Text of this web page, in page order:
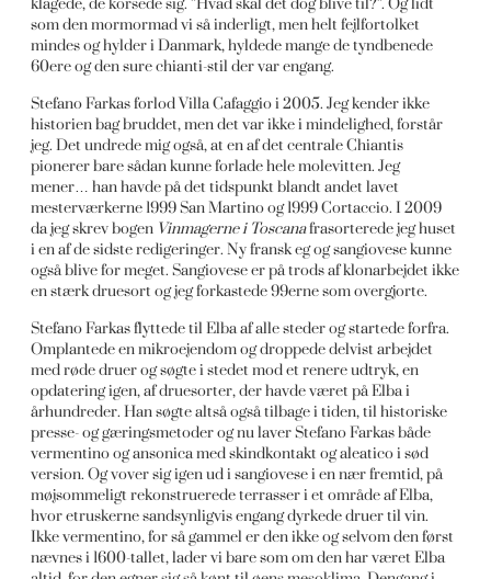
klagede, de korsede sig. ”Hvad skal det dog blive til?”. Og lidt
som den mormormad vi så inderligt, men helt fejlfortolket
mindes og hylder i Danmark, hyldede mange de tyndbenede
60ere og den sure chianti-stil der var engang.
Stefano Farkas forlod Villa Cafaggio i 2005. Jeg kender ikke
historien bag bruddet, men det var ikke i mindelighed, forstår
jeg. Det undrede mig også, at en af det centrale Chiantis
pionerer bare sådan kunne forlade hele molevitten. Jeg
mener… han havde på det tidspunkt blandt andet lavet
mesterværkerne 1999 San Martino og 1999 Cortaccio. I 2009
da jeg skrev bogen Vinmagerne i Toscanafrasorterede jeg huset
i en af de sidste redigeringer. Ny fransk eg og sangiovese kunne
også blive for meget. Sangiovese er på trods af klonarbejdet ikke
en stærk druesort og jeg forkastede 99erne som overgjorte.
Stefano Farkas flyttede til Elba af alle steder og startede forfra.
Omplantede en mikroejendom og droppede delvist arbejdet
med røde druer og søgte i stedet mod et renere udtryk, en
opdatering igen, af druesorter, der havde været på Elba i
århundreder. Han søgte altså også tilbage i tiden, til historiske
presse- og gæringsmetoder og nu laver Stefano Farkas både
vermentino og ansonica med skindkontakt og aleatico i sød
version. Og vover sig igen ud i sangiovese i en nær fremtid, på
møjsommeligt rekonstruerede terrasser i et område af Elba,
hvor etruskerne sandsynligvis engang dyrkede druer til vin.
Ikke vermentino, for så gammel er den ikke og selvom den først
nævnes i 1600-tallet, lader vi bare som om den har været Elba